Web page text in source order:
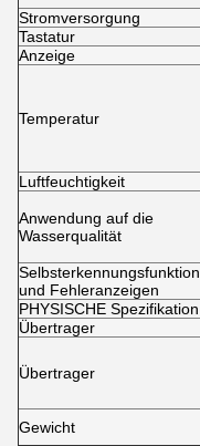
Stromversorgung
Tastatur
Anzeige
Temperatur
Luftfeuchtigkeit
Anwendung auf die
Wasserqualität
Selbsterkennungsfunktion
und Fehleranzeigen
PHYSISCHE Spezifikation
Übertrager
Übertrager
Gewicht